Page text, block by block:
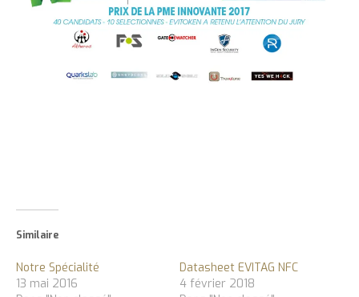
Similaire
Notre Spécialité
13 mai 2016
Datasheet EVITAG NFC
4 février 2018